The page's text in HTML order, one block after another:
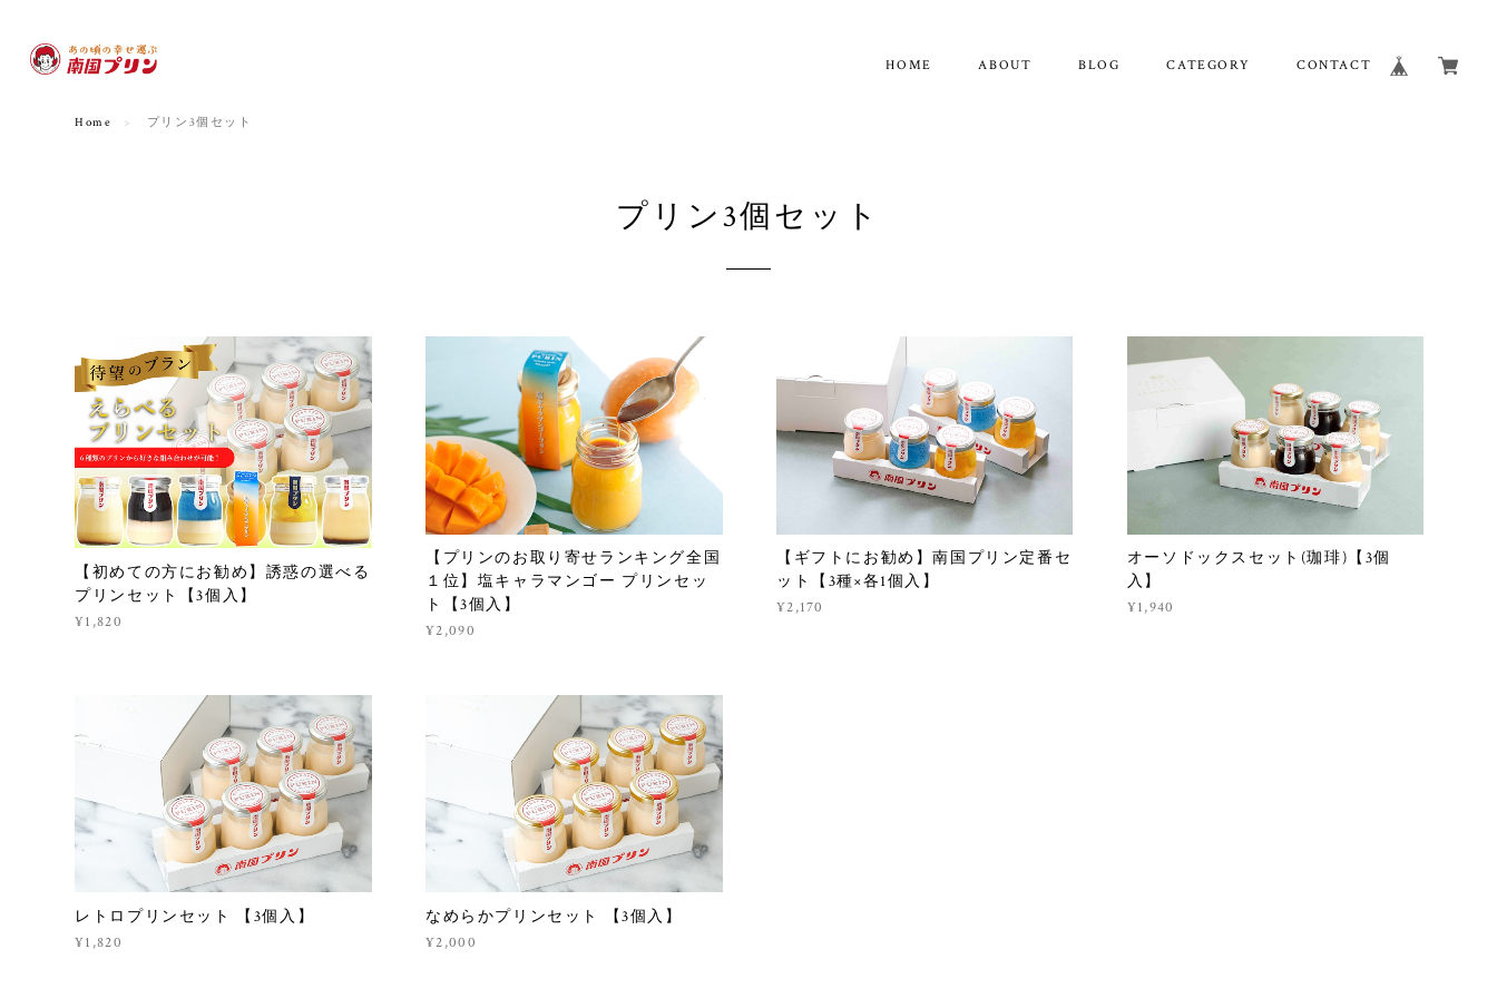
HOME ABOUT BLOG CATEGORY CONTACT
Home プリン3個セット
プリン3個セット
【初めての方にお勧め】誘惑の選べる
プリンセット【3個入】
¥1,820
【プリンのお取り寄せランキング全国
１位】塩キャラマンゴー プリンセッ
ト【3個入】
¥2,090
【ギフトにお勧め】南国プリン定番セ
ット【3種×各1個入】
¥2,170
オーソドックスセット(珈琲)【3個
入】
¥1,940
レトロプリンセット 【3個入】
¥1,820
なめらかプリンセット 【3個入】
¥2,000